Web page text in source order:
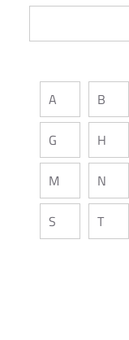
A B
G H
M N
S T